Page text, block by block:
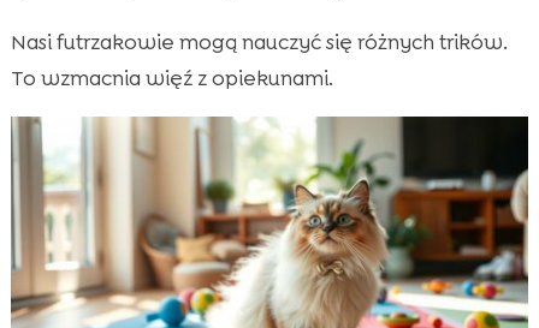
Nasi futrzakowie mogą nauczyć się różnych trików.
To wzmacnia więź z opiekunami.